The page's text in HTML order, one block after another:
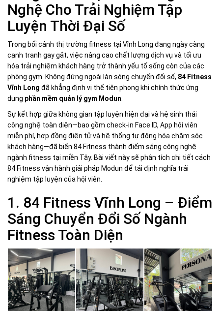
Nghệ Cho Trải Nghiệm Tập
Luyện Thời Đại Số
Trong bối cảnh thị trường fitness tại Vĩnh Long đang ngày càng
cạnh tranh gay gắt, việc nâng cao chất lượng dịch vụ và tối ưu
hóa trải nghiệm khách hàng trở thành yếu tố sống còn của các
phòng gym. Không đứng ngoài làn sóng chuyển đổi số, 84 Fitness
Vĩnh Long đã khẳng định vị thế tiên phong khi chính thức ứng
dụng phần mềm quản lý gym Modun.
Sự kết hợp giữa không gian tập luyện hiện đại và hệ sinh thái
công nghệ toàn diện—bao gồm check-in Face ID, App hội viên
miễn phí, hợp đồng điện tử và hệ thống tự động hóa chăm sóc
khách hàng—đã biến 84 Fitness thành điểm sáng công nghệ
ngành fitness tại miền Tây. Bài viết này sẽ phân tích chi tiết cách
84 Fitness vận hành giải pháp Modun để tái định nghĩa trải
nghiệm tập luyện của hội viên.
1. 84 Fitness Vĩnh Long – Điểm
Sáng Chuyển Đổi Số Ngành
Fitness Toàn Diện